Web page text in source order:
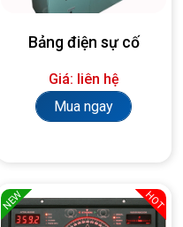
Bảng điện sự cố
Giá: liên hệ
Mua ngay
NEW HOT